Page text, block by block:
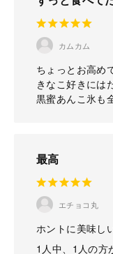
カムカム
ちょっとお高め
きなこ好きには
黒蜜あんこ氷も
最高
エチョコ丸
ホントに美味し
1人中、1人の方